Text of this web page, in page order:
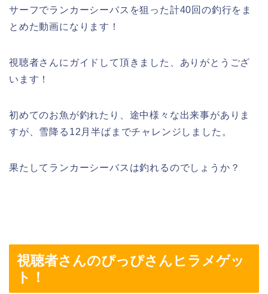
サーフでランカーシーバスを狙った計40回の釣行をま
とめた動画になります！
視聴者さんにガイドして頂きました、ありがとうござ
います！
初めてのお魚が釣れたり、途中様々な出来事がありま
すが、雪降る12月半ばまでチャレンジしました。
果たしてランカーシーバスは釣れるのでしょうか？
視聴者さんのぴっぴさんヒラメゲッ
ト！